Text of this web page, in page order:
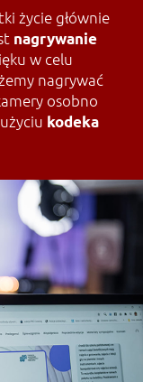
życie głównie
nagrywanie
w celu
nagrywać
osobno
kodeka